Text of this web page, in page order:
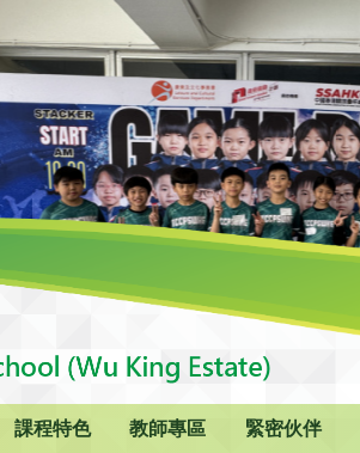
課程特色 教師專區 緊密伙伴